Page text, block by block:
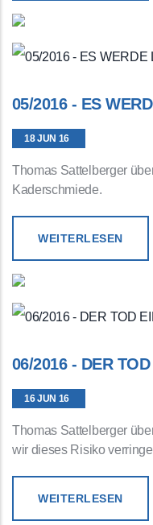
05/2016 - ES
18 JUN 16
Thomas Sattelberger
Kaderschmiede.
WEITERLESEN
06/2016 - DER
16 JUN 16
Thomas Sattelberger
wir dieses Risiko
WEITERLESEN